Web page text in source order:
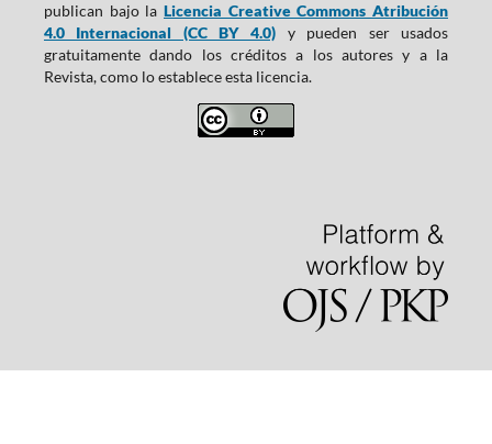
publican bajo la Licencia Creative Commons Atribución
4.0 Internacional (CC BY 4.0) y pueden ser usados
gratuitamente dando los créditos a los autores y a la
Revista, como lo establece esta licencia.